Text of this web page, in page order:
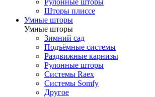
Рулонные шторы
Шторы плиссе
Умные шторы
Умные шторы
Зимний сад
Подъёмные системы
Раздвижные карнизы
Рулонные шторы
Системы Raex
Системы Somfy
Другое